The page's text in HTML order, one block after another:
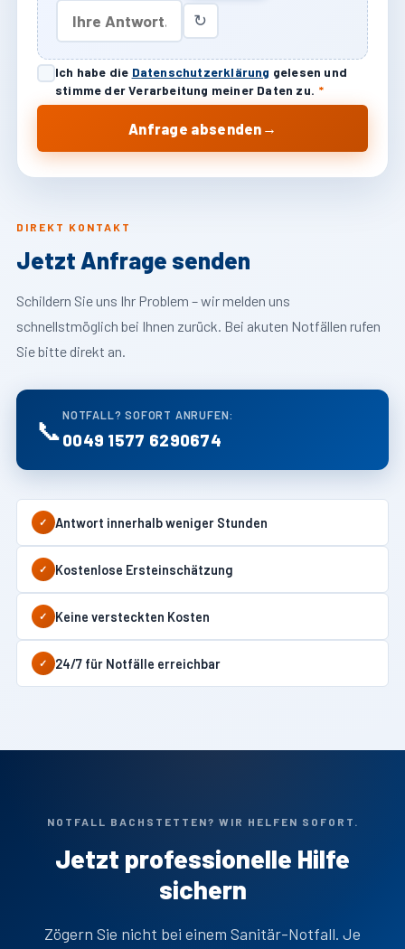
DIREKT KONTAKT
Jetzt Anfrage senden
Schildern Sie uns Ihr Problem – wir melden uns
schnellstmöglich bei Ihnen zurück. Bei akuten Notfällen rufen
Sie bitte direkt an.
📞 NOTFALL? SOFORT ANRUFEN:
0049 1577 6290674
✓ Antwort innerhalb weniger Stunden
✓ Kostenlose Ersteinschätzung
✓ Keine versteckten Kosten
✓ 24/7 für Notfälle erreichbar
↻
Ich habe die Datenschutzerklärung gelesen und
stimme der Verarbeitung meiner Daten zu. *
Anfrage absenden →
NOTFALL BACHSTETTEN? WIR HELFEN SOFORT.
Jetzt professionelle Hilfe
sichern
Zögern Sie nicht bei einem Sanitär-Notfall. Je